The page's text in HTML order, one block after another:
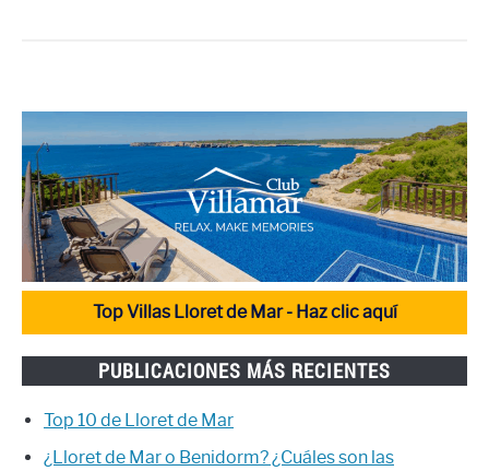
Top Villas Lloret de Mar - Haz clic aquí
PUBLICACIONES MÁS RECIENTES
Top 10 de Lloret de Mar
¿Lloret de Mar o Benidorm? ¿Cuáles son las